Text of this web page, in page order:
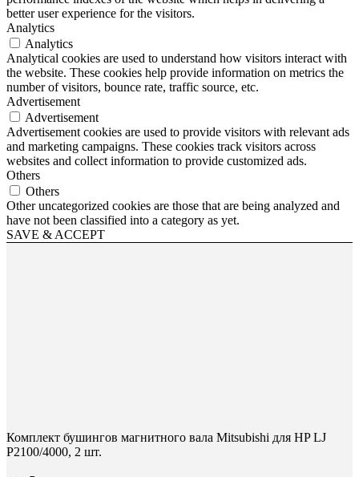
better user experience for the visitors.
Analytics
Analytics
Analytical cookies are used to understand how visitors interact with
the website. These cookies help provide information on metrics the
number of visitors, bounce rate, traffic source, etc.
Advertisement
Advertisement
Advertisement cookies are used to provide visitors with relevant ads
and marketing campaigns. These cookies track visitors across
websites and collect information to provide customized ads.
Others
Others
Other uncategorized cookies are those that are being analyzed and
have not been classified into a category as yet.
SAVE & ACCEPT
Комплект бушингов магнитного вала Mitsubishi для HP LJ
P2100/4000, 2 шт.